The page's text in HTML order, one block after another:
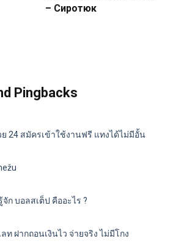
– Сиротюк
Pingbacks
ย 24 สมัครเข้าใช้งานฟรี แทงได้ไม่มีอั้น
ก บอลสเต็ป คืออะไร ?
ท ฝากถอนเงินไว จ่ายจริง ไม่มีโกง